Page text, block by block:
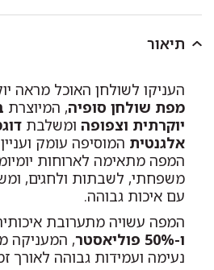
תיאור
העניקו לשולחן האוכל מראה
מפת שולחן סופיה, המיוצרת
יוקרתית וצפופה ומשלבת
אלגנטית המוסיפה עומק
המפה מתאימה לארוחות
משפחתי, לשבתות ולחגים,
עם איכות גבוהה.
המפה עשויה מתערובת
ו-50% פוליאסטר
, המעניקה
נעימה ועמידות גבוהה לאורך